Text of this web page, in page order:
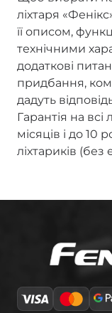
ліхтаря
її описом,
технічними
додаткові
придбання,
дадуть
Гарантія на всі
місяців і до 10
ліхтариків